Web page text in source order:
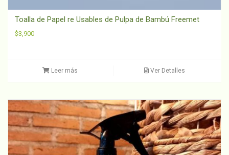
Toalla de Papel re Usables de Pulpa de Bambú Freemet
$3,900
Leer más Ver Detalles